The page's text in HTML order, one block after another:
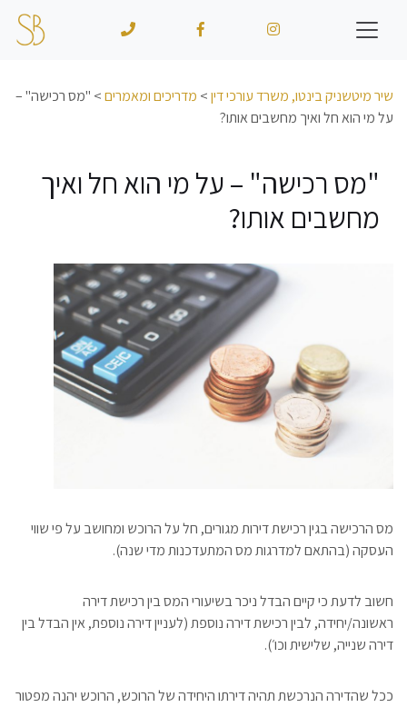
שיר מיטשניק בינטו, משרד עורכי דין> מדריכים ומאמרים> "מס רכישה" –
על מי הוא חל ואיך מחשבים אותו?
"מס רכישה" – על מי הוא חל ואיך
מחשבים אותו?
מס הרכישה בגין רכישת דירות מגורים, חל על הרוכש ומחושב על פי שווי
העסקה (בהתאם למדרגות מס המתעדכנות מדי שנה).
חשוב לדעת כי קיים הבדל ניכר בשיעורי המס בין רכישת דירה
ראשונה/יחידה, לבין רכישת דירה נוספת (לעניין דירה נוספת, אין הבדל בין
דירה שנייה, שלישית וכו׳).
ככל שהדירה הנרכשת תהיה דירתו היחידה של הרוכש, הרוכש יהנה מפטור